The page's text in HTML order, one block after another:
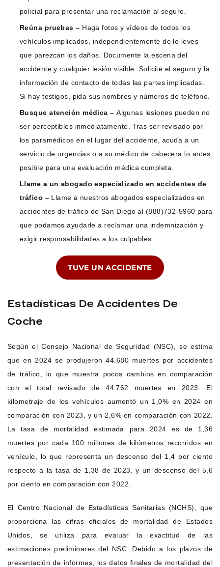
policial para presentar una reclamación al seguro.
Reúna pruebas – Haga fotos y vídeos de todos los
vehículos implicados, independientemente de lo leves
que parezcan los daños. Documente la escena del
accidente y cualquier lesión visible. Solicite el seguro y la
información de contacto de todas las partes implicadas.
Si hay testigos, pida sus nombres y números de teléfono.
Busque atención médica –Algunas lesiones pueden no
ser perceptibles inmediatamente. Tras ser revisado por
los paramédicos en el lugar del accidente, acuda a un
servicio de urgencias o a su médico de cabecera lo antes
posible para una evaluación médica completa.
Llame a un abogado especializado en accidentes de
tráfico –Llame a nuestros abogados especializados en
accidentes de tráfico de San Diego al (888)732-5960 para
que podamos ayudarle a reclamar una indemnización y
exigir responsabilidades a los culpables.
TUVE UN ACCIDENTE
Estadísticas De Accidentes De
Coche
Según el Consejo Nacional de Seguridad (NSC), se estima
que en 2024 se produjeron 44.680 muertes por accidentes
de tráfico, lo que muestra pocos cambios en comparación
con el total revisado de 44.762 muertes en 2023. El
kilometraje de los vehículos aumentó un 1,0% en 2024 en
comparación con 2023, y un 2,6% en comparación con 2022.
La tasa de mortalidad estimada para 2024 es de 1,36
muertes por cada 100 millones de kilómetros recorridos en
vehículo, lo que representa un descenso del 1,4 por ciento
respecto a la tasa de 1,38 de 2023, y un descenso del 5,6
por ciento en comparación con 2022.
El Centro Nacional de Estadísticas Sanitarias (NCHS), que
proporciona las cifras oficiales de mortalidad de Estados
Unidos, se utiliza para evaluar la exactitud de las
estimaciones preliminares del NSC. Debido a los plazos de
presentación de informes, los datos finales de mortalidad del